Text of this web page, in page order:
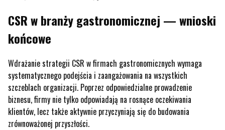
CSR w branży gastronomicznej — wnioski
końcowe
Wdrażanie strategii CSR w firmach gastronomicznych wymaga
systematycznego podejścia i zaangażowania na wszystkich
szczeblach organizacji. Poprzez odpowiedzialne prowadzenie
biznesu, firmy nie tylko odpowiadają na rosnące oczekiwania
klientów, lecz także aktywnie przyczyniają się do budowania
zrównoważonej przyszłości.